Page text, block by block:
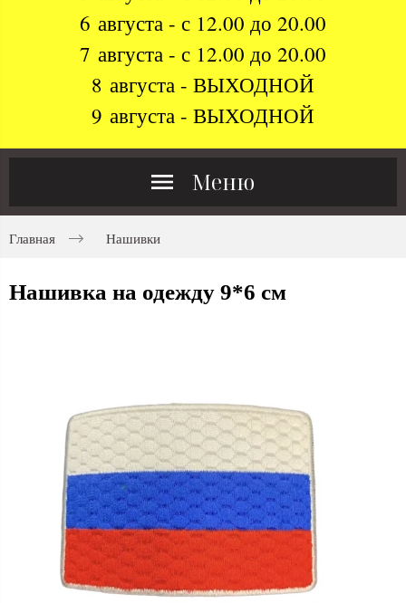
6 августа - с 12.00 до 20.00
7 августа - с 12.00 до 20.00
8 августа - ВЫХОДНОЙ
9 августа - ВЫХОДНОЙ
Меню
Главная Нашивки
Нашивка на одежду 9*6 см